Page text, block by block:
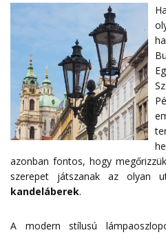
azonban fontos, hogy
szerepet játszanak az olyan
kandeláberek.
A modern stílusú